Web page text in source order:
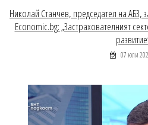
Николай Станчев, председател на АБЗ,
Economic.bg: „Застрахователният
07 юли